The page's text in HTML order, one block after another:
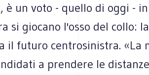
è un voto - quello di oggi -
si giocano l'osso del collo:
il futuro centrosinistra. «La
a prendere le